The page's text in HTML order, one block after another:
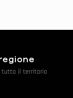
tutto il territorio